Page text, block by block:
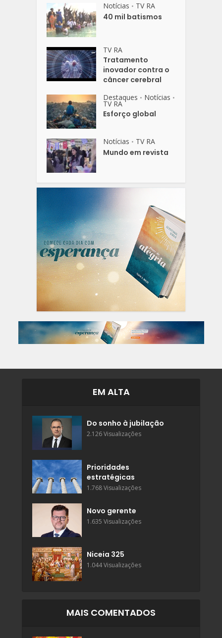
Notícias • TV RA
40 mil batismos
TV RA
Tratamento
inovador contra o
câncer cerebral
Destaques • Notícias •
TV RA
Esforço global
Notícias • TV RA
Mundo em revista
EM ALTA
Do sonho à jubilação
2.126 Visualizações
Prioridades
estratégicas
1.768 Visualizações
Novo gerente
1.635 Visualizações
Niceia 325
1.044 Visualizações
MAIS COMENTADOS